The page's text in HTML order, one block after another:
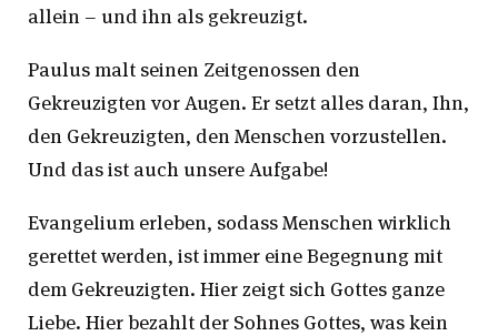
allein – und ihn als gekreuzigt.
Paulus malt seinen Zeitgenossen den
Gekreuzigten vor Augen. Er setzt alles daran, Ihn,
den Gekreuzigten, den Menschen vorzustellen.
Und das ist auch unsere Aufgabe!
Evangelium erleben, sodass Menschen wirklich
gerettet werden, ist immer eine Begegnung mit
dem Gekreuzigten. Hier zeigt sich Gottes ganze
Liebe. Hier bezahlt der Sohnes Gottes, was kein